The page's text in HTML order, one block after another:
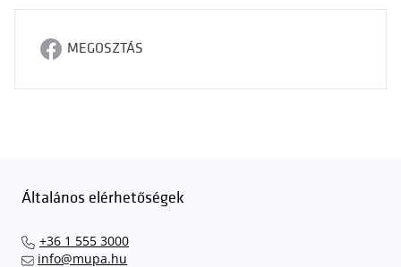
MEGOSZTÁS
Általános elérhetőségek
+36 1 555 3000
info@mupa.hu